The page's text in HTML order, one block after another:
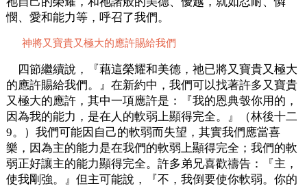
憫、愛和能力等，呼召了我們。
神將又寶貴又極大的應許賜給我們
四節繼續說，『藉這榮耀和美德，祂已將又寶貴又極大
的應許賜給我們。』在新約中，我們可以找著許多又寶貴
又極大的應許，其中一項應許是：『我的恩典彀你用的，
因為我的能力，是在人的軟弱上顯得完全。』（林後十二
9。）我們可能因自己的軟弱而失望，其實我們應當喜
樂，因為主的能力是在我們的軟弱上顯得完全；我們的軟
弱正好讓主的能力顯得完全。許多弟兄喜歡禱告：『主，
使我剛強。』但主可能說，『不，我倒要使你軟弱。你的